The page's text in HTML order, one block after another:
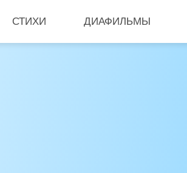
СТИХИ ДИАФИЛЬМЫ